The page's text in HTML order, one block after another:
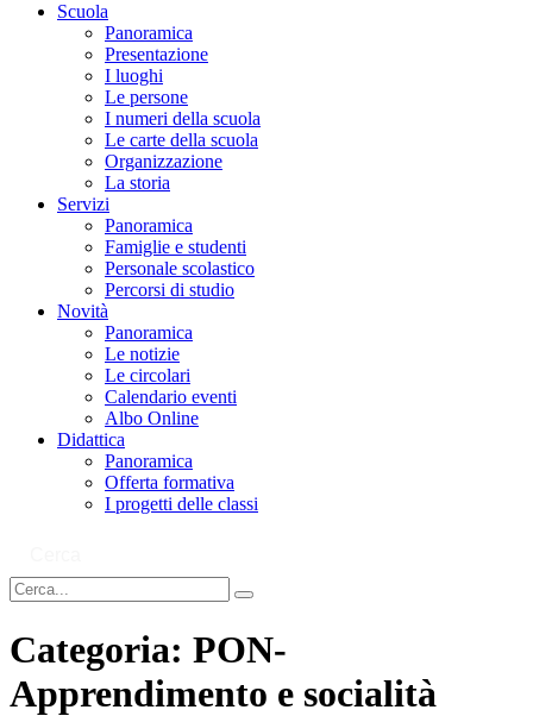
Scuola
Panoramica
Presentazione
I luoghi
Le persone
I numeri della scuola
Le carte della scuola
Organizzazione
La storia
Servizi
Panoramica
Famiglie e studenti
Personale scolastico
Percorsi di studio
Novità
Panoramica
Le notizie
Le circolari
Calendario eventi
Albo Online
Didattica
Panoramica
Offerta formativa
I progetti delle classi
Categoria: PON-
Apprendimento e socialità